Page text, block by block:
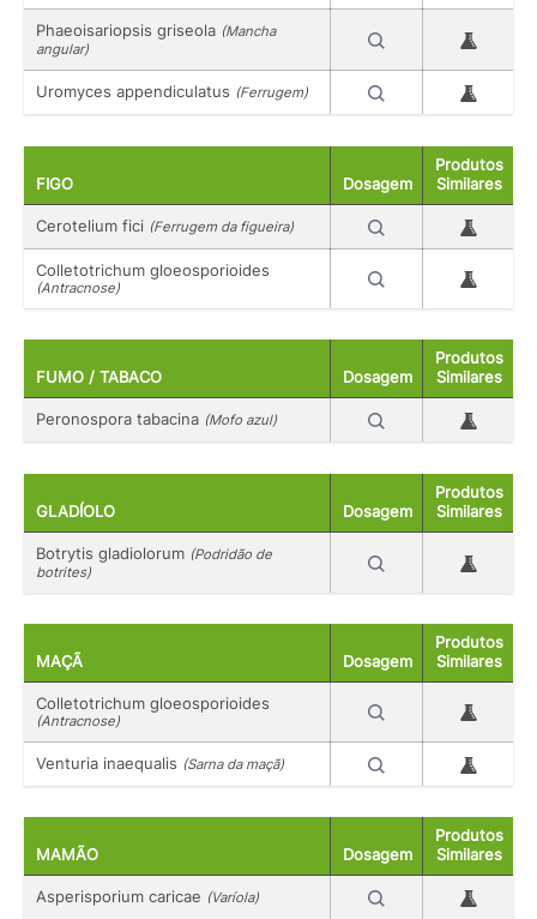
Phaeoisariopsis griseola (Mancha
angular)
Uromyces appendiculatus (Ferrugem)
FIGO Dosagem
Produtos
Similares
Cerotelium fici (Ferrugem da figueira)
Colletotrichum gloeosporioides
(Antracnose)
FUMO / TABACO Dosagem
Produtos
Similares
Peronospora tabacina (Mofo azul)
GLADÍOLO Dosagem
Produtos
Similares
Botrytis gladiolorum (Podridão de
botrites)
MAÇÃ Dosagem
Produtos
Similares
Colletotrichum gloeosporioides
(Antracnose)
Venturia inaequalis (Sarna da maçã)
MAMÃO Dosagem
Produtos
Similares
Asperisporium caricae (Varíola)